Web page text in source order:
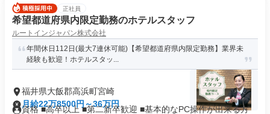
正社員
希望都道府県内限定勤務のホテルスタッフ
ルートインジャパン株式会社
年間休日112日(最大7連休可能)【希望都道府県内限定勤務】業界未
経験も歓迎！ホテルスタッ...
福井県大飯郡高浜町宮崎
月給22万8500円～36万円
資格 ■高卒以上 ■第二新卒歓迎 ■基本的なPC操作が出来る方